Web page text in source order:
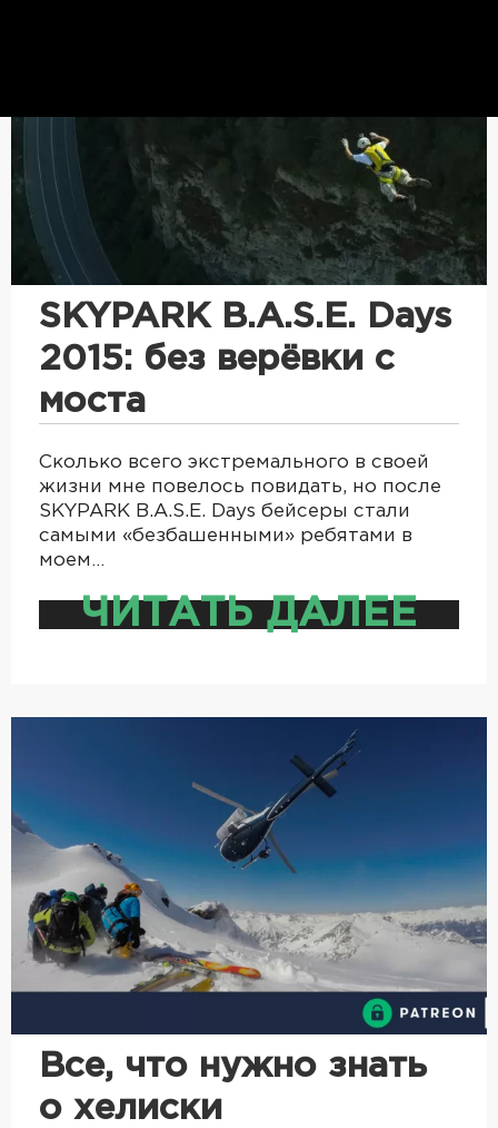
SKYPARK B.A.S.E. Days
2015: без верёвки с
моста
Сколько всего экстремального в своей
жизни мне повелось повидать, но после
SKYPARK B.A.S.E. Days бейсеры стали
самыми «безбашенными» ребятами в
моем…
ЧИТАТЬ ДАЛЕЕ
Все, что нужно знать
о хелиски